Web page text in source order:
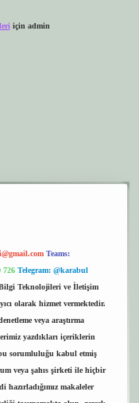
için admin
Teams:
726 Telegram: @karabul
Bilgi Teknolojileri ve İletişim
olarak hizmet vermektedir.
veya araştırma
yazdıkları içeriklerin
sorumluluğu kabul etmiş
veya şahıs şirketi ile hiçbir
hazırladığımız makaleler